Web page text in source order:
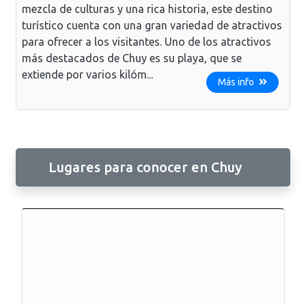
mezcla de culturas y una rica historia, este destino
turístico cuenta con una gran variedad de atractivos
para ofrecer a los visitantes. Uno de los atractivos
más destacados de Chuy es su playa, que se
extiende por varios kilóm...
Más info
Lugares para conocer en Chuy